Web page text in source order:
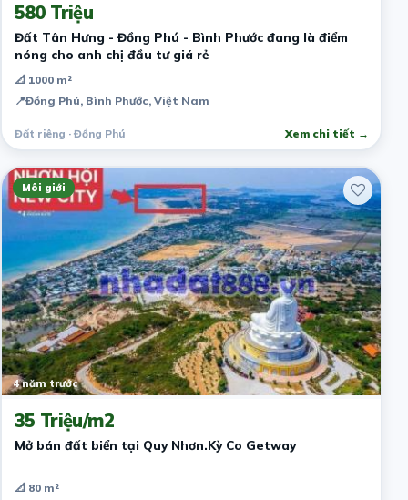
580 Triệu
Đất Tân Hưng - Đồng Phú - Bình Phước đang là điểm
nóng cho anh chị đầu tư giá rẻ
📐 1000 m²
📍Đồng Phú, Bình Phước, Việt Nam
Đất riêng · Đồng Phú Xem chi tiết →
Môi giới
4 năm trước
35 Triệu/m2
Mở bán đất biển tại Quy Nhơn.Kỳ Co Getway
📐 80 m²